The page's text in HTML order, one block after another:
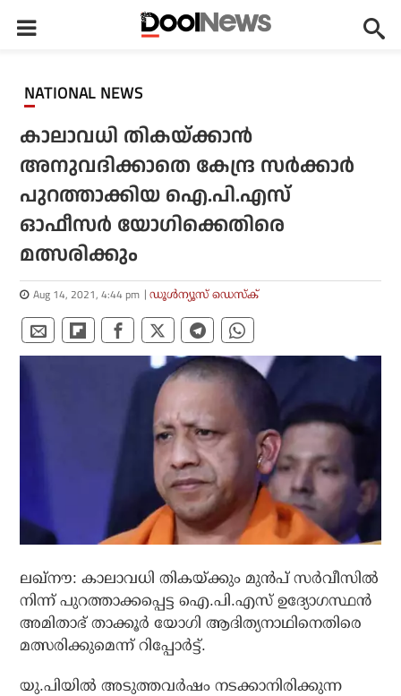
NATIONAL NEWS
കാലാവധി തികയ്ക്കാന്‍
അനുവദിക്കാതെ കേന്ദ്ര സര്‍ക്കാര്‍
പുറത്താക്കിയ ഐ.പി.എസ്
ഓഫീസര്‍ യോഗിക്കെതിരെ
മത്സരിക്കും
Aug 14, 2021, 4:44 pm ഡൂള്‍ന്യൂസ് ഡെസ്‌ക്
ലഖ്‌നൗ: കാലാവധി തികയ്ക്കും മുന്‍പ് സര്‍വീസില്‍
നിന്ന് പുറത്താക്കപ്പെട്ട ഐ.പി.എസ് ഉദ്യോഗസ്ഥന്‍
അമിതാഭ് താക്കൂര്‍ യോഗി ആദിത്യനാഥിനെതിരെ
മത്സരിക്കുമെന്ന് റിപ്പോര്‍ട്ട്.
യു.പിയില്‍ അടുത്തവര്‍ഷം നടക്കാനിരിക്കുന്ന